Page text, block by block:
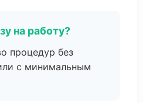
на работу?
процедур без
с минимальным